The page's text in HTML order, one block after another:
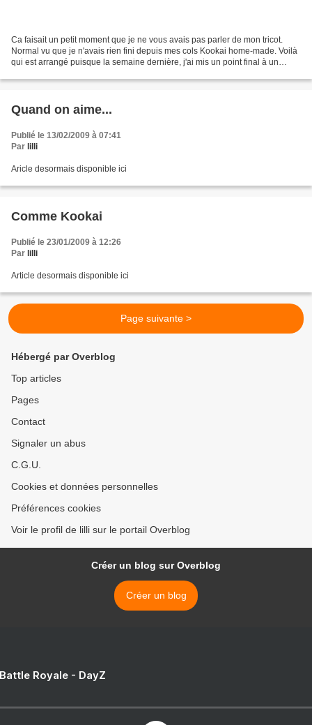
Ca faisait un petit moment que je ne vous avais pas parler de mon tricot.
Normal vu que je n'avais rien fini depuis mes cols Kookai home-made. Voilà
qui est arrangé puisque la semaine dernière, j'ai mis un point final à un
Quand on aime...
Publié le 13/02/2009 à 07:41
Par lilli
Aricle desormais disponible ici
Comme Kookai
Publié le 23/01/2009 à 12:26
Par lilli
Article desormais disponible ici
Page suivante >
Hébergé par Overblog
Top articles
Pages
Contact
Signaler un abus
C.G.U.
Cookies et données personnelles
Préférences cookies
Voir le profil de lilli sur le portail Overblog
Créer un blog sur Overblog
Créer un blog
Royale - DayZ